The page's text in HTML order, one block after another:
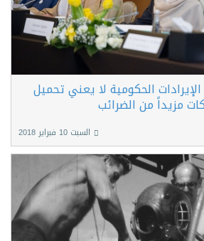
الحكومية لا يعني تحميل
مزيداً من الضرائب
السبت 10 فبراير 2018